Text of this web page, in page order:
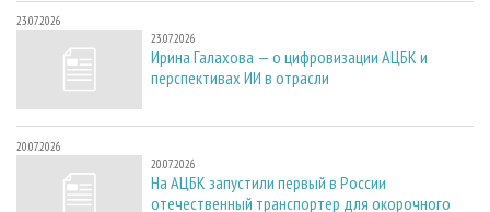
23.07.2026
23.07.2026
Ирина Галахова — о цифровизации АЦБК и
перспективах ИИ в отрасли
20.07.2026
20.07.2026
На АЦБК запустили первый в России
отечественный транспортер для окорочного